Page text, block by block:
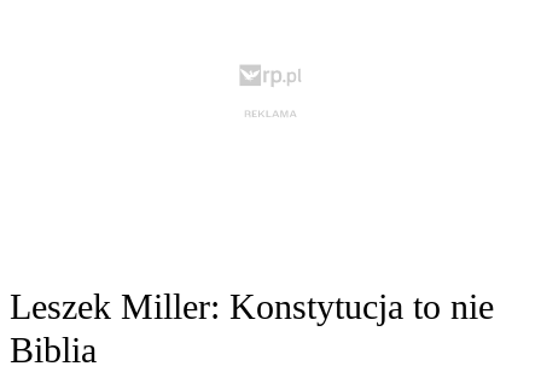
Leszek Miller: Konstytucja to nie
Biblia